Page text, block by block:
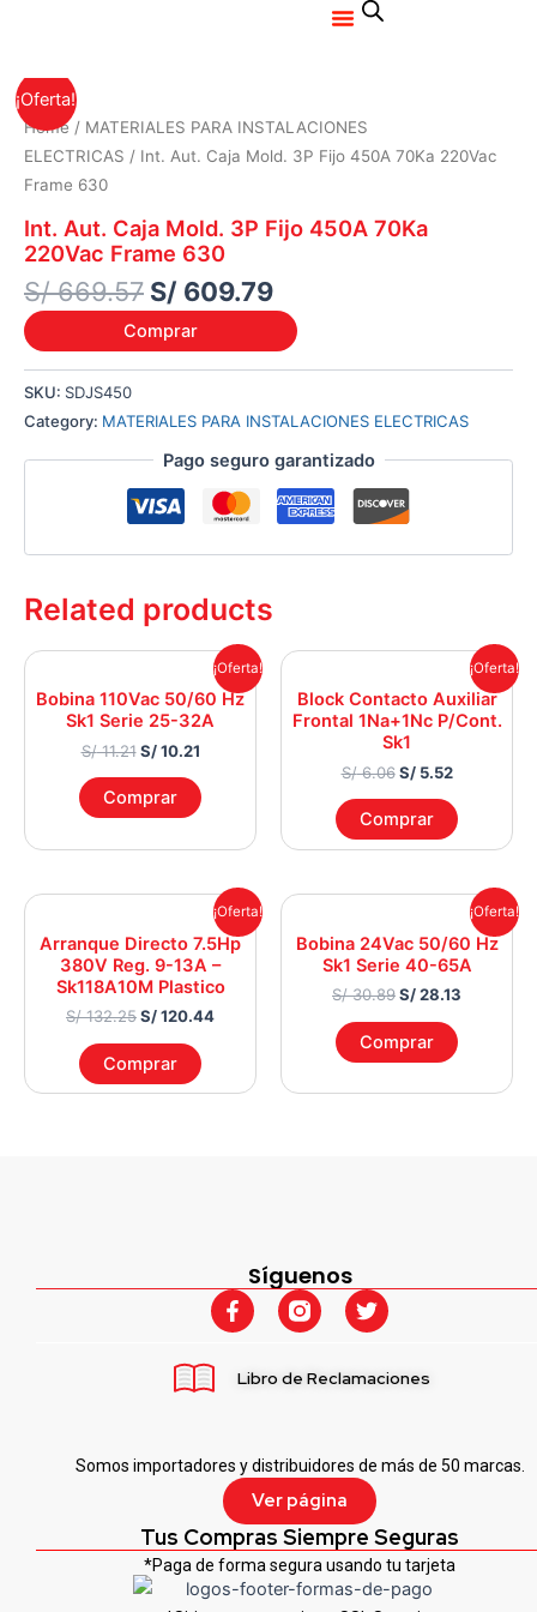
Menu
¡Oferta!
Home / MATERIALES PARA INSTALACIONES
ELECTRICAS / Int. Aut. Caja Mold. 3P Fijo 450A 70Ka 220Vac
Frame 630
Int. Aut. Caja Mold. 3P Fijo 450A 70Ka
220Vac Frame 630
S/669.57
price
was:
S/ 609.79
price
is:
Comprar
SKU: SDJS450
Category: MATERIALES PARA INSTALACIONES ELECTRICAS
Pago seguro garantizado
Related products
¡Oferta!
Bobina 110Vac 50/60 Hz
Sk1 Serie 25-32A
S/11.21
was:
S/ 11.21.
S/10.21
Current
price
is:
S/ 10.21.
Comprar
¡Oferta!
Block Contacto Auxiliar
Frontal 1Na+1Nc P/Cont.
Sk1
S/6.06
was:
S/ 6.06.
S/5.52
Current
price
is:
S/ 5.52.
Comprar
¡Oferta!
Arranque Directo 7.5Hp
380V Reg. 9-13A –
Sk118A10M Plastico
S/132.25
was:
S/ 132.25.
S/120.44
Current
price
is:
S/ 120.44.
Comprar
¡Oferta!
Bobina 24Vac 50/60 Hz
Sk1 Serie 40-65A
S/30.89
was:
S/ 30.89.
S/28.13
Current
price
is:
S/ 28.13.
Comprar
Somos importadores y distribuidores de más de 50 marcas.
Ver página
Tus Compras Siempre Seguras
*Paga de forma segura usando tu tarjeta
Síguenos
F
a
b
-
T
w
t
Libro de Reclamaciones